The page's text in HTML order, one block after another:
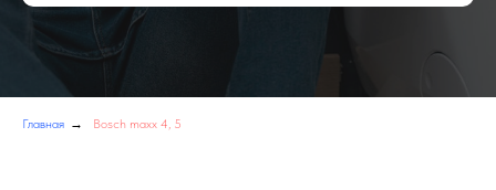
Главная → Bosch maxx 4, 5